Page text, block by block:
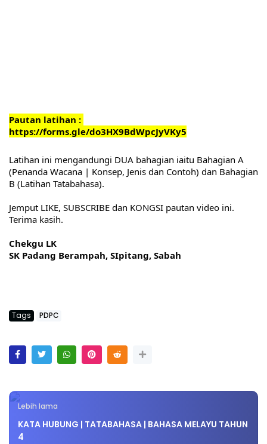
https://forms.gle/do3HX9BdWpcJyVKy5
Latihan ini mengandungi DUA bahagian iaitu Bahagian A
(Penanda Wacana | Konsep, Jenis dan Contoh) dan Bahagian
B (Latihan Tatabahasa).
Jemput LIKE, SUBSCRIBE dan KONGSI pautan video ini.
Terima kasih.
Chekgu LK
SK Padang Berampah, SIpitang, Sabah
Tags PDPC
Lebih lama
KATA HUBUNG | TATABAHASA | BAHASA MELAYU TAHUN
4